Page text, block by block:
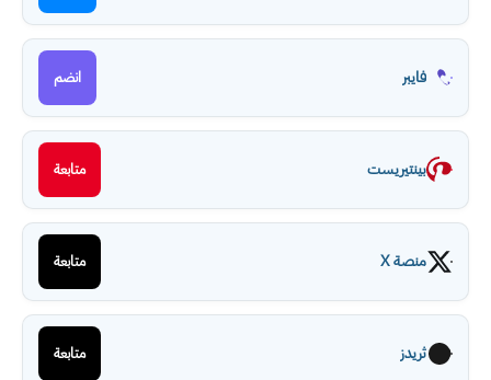
فايبر انضم
بينتيريست متابعة
منصة X متابعة
ثريدز متابعة